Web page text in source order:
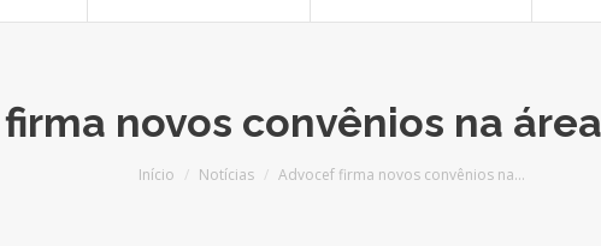
novos convênios na
Você está aqui:
Início Notícias Advocef firma novos convênios na…